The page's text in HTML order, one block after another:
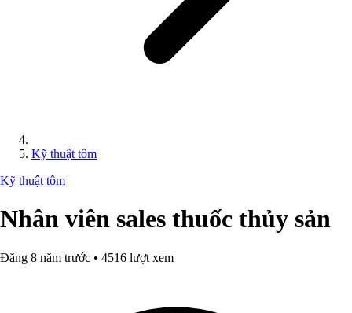
Kỹ thuật tôm
Kỹ thuật tôm
Nhân viên sales thuốc thủy sản
Đăng 8 năm trước • 4516 lượt xem